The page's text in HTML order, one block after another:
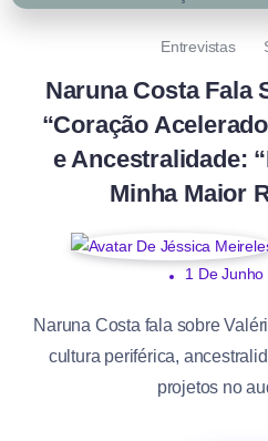
Entrevistas
Naruna Costa Fala
“Coração
e Ancestralidade:
Minha Maior
1 De
Naruna Costa fala sobre
cultura periférica,
projetos no